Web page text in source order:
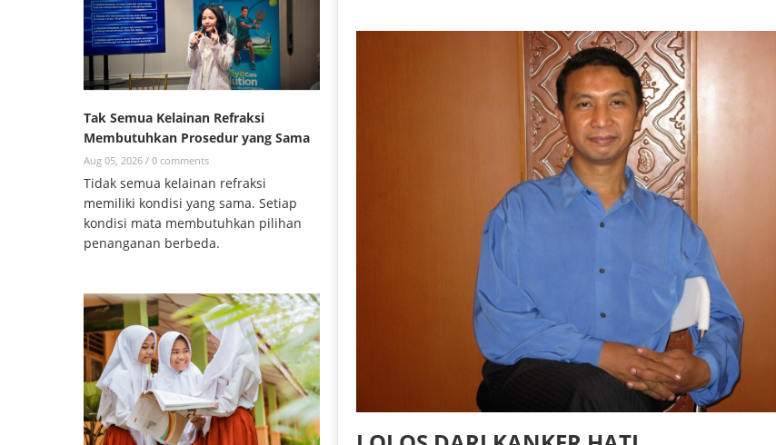
Tak Semua Kelainan Refraksi
Membutuhkan Prosedur yang Sama
Aug 05, 2026 / 0 comments
Tidak semua kelainan refraksi
memiliki kondisi yang sama. Setiap
kondisi mata membutuhkan pilihan
penanganan berbeda.